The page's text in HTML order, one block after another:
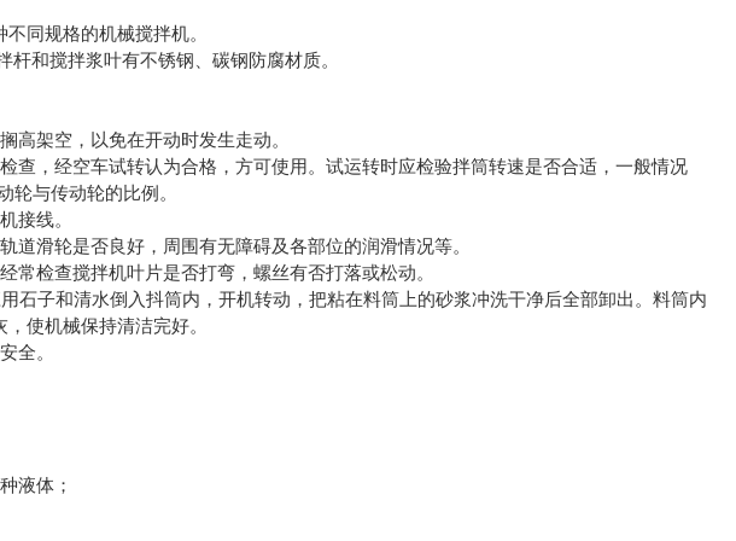
同规格的机械搅拌机。
和搅拌浆叶有不锈钢、碳钢防腐材质。
高架空，以免在开动时发生走动。
查，经空车试转认为合格，方可使用。试运转时应检验拌筒转速是否合适，一般情况
与传动轮的比例。
接线。
滑轮是否良好，周围有无障碍及各部位的润滑情况等。
检查搅拌机叶片是否打弯，螺丝有否打落或松动。
石子和清水倒入抖筒内，开机转动，把粘在料筒上的砂浆冲洗干净后全部卸出。料筒内
使机械保持清洁完好。
全。
液体；